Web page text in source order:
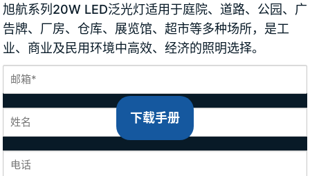
旭航系列20W LED泛光灯适用于庭院、道路、公园、广
告牌、厂房、仓库、展览馆、超市等多种场所，是工
业、商业及民用环境中高效、经济的照明选择。
下载手册